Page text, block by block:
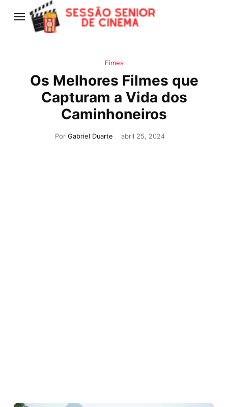
Fimes
Os Melhores Filmes que
Capturam a Vida dos
Caminhoneiros
Por Gabriel Duarte abril 25, 2024